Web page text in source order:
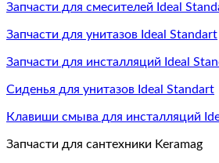
Запчасти для смесителей Ideal
Запчасти для унитазов Ideal Standart
Запчасти для инсталляций Ideal
Сиденья для унитазов Ideal Standart
Клавиши смыва для инсталляций
Запчасти для сантехники Keramag